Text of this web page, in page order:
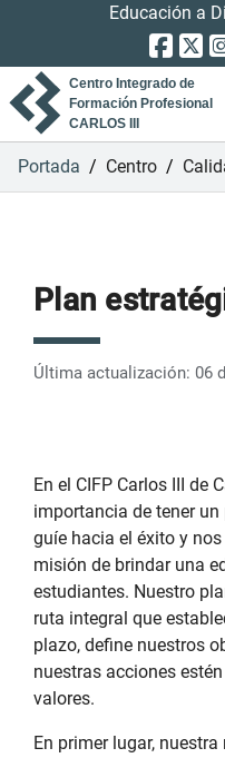
Educación a
Centro Integrado de
Formación Profesional
CARLOS III
Portada / Centro /
Plan
Última actualización: 06
En el CIFP Carlos III de
importancia de tener
guíe hacia el éxito y
misión de brindar una
estudiantes. Nuestro
ruta integral que
plazo, define nuestros
nuestras acciones
valores.
En primer lugar,